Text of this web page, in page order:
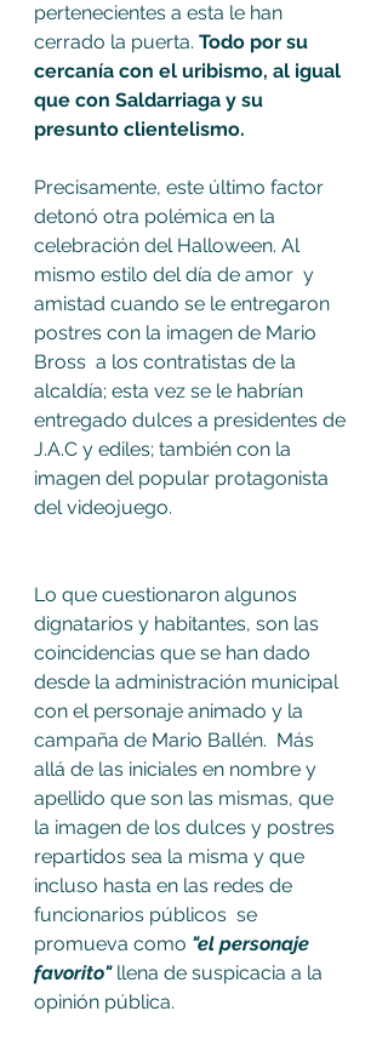
pertenecientes a esta le han
cerrado la puerta. Todo por su
cercanía con el uribismo, al igual
que con Saldarriaga y su
presunto clientelismo.
Precisamente, este último factor
detonó otra polémica en la
celebración del Halloween. Al
mismo estilo del día de amor  y
amistad cuando se le entregaron
postres con la imagen de Mario
Bross  a los contratistas de la
alcaldía; esta vez se le habrían
entregado dulces a presidentes de
J.A.C y ediles; también con la
imagen del popular protagonista
del videojuego.
Lo que cuestionaron algunos
dignatarios y habitantes, son las
coincidencias que se han dado
desde la administración municipal
con el personaje animado y la
campaña de Mario Ballén.  Más
allá de las iniciales en nombre y
apellido que son las mismas, que
la imagen de los dulces y postres
repartidos sea la misma y que
incluso hasta en las redes de
funcionarios públicos  se
promueva como "el personaje
favorito" llena de suspicacia a la
opinión pública.